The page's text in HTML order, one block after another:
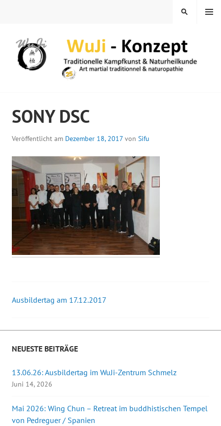
MENÜ
SUCHEN
SONY DSC
Veröffentlicht am Dezember 18, 2017 von Sifu
Beitrags-
Navigation
Ausbildertag am 17.12.2017
NEUESTE BEITRÄGE
13.06.26: Ausbildertag im WuJi-Zentrum Schmelz
Juni 14, 2026
Mai 2026: Wing Chun – Retreat im buddhistischen Tempel
von Pedreguer / Spanien